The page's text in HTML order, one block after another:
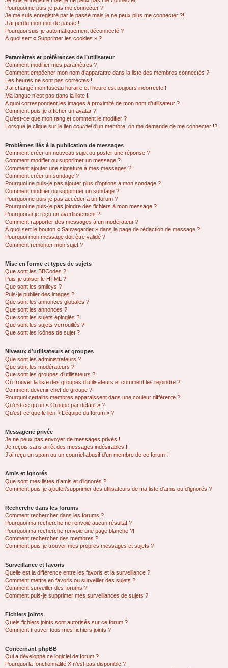
Pourquoi ne puis-je pas me connecter ?
Je me suis enregistré par le passé mais je ne peux plus me connecter ?!
J’ai perdu mon mot de passe !
Pourquoi suis-je automatiquement déconnecté ?
À quoi sert « Supprimer les cookies » ?
Paramètres et préférences de l’utilisateur
Comment modifier mes paramètres ?
Comment empêcher mon nom d’apparaître dans la liste des membres connectés ?
Les heures ne sont pas correctes !
J’ai changé mon fuseau horaire et l’heure est toujours incorrecte !
Ma langue n’est pas dans la liste !
A quoi correspondent les images à proximité de mon nom d’utilisateur ?
Comment puis-je afficher un avatar ?
Qu’est-ce que mon rang et comment le modifier ?
Lorsque je clique sur le lien courrield’un membre, on me demande de me connecter !?
Problèmes liés à la publication de messages
Comment créer un nouveau sujet ou poster une réponse ?
Comment modifier ou supprimer un message ?
Comment ajouter une signature à mes messages ?
Comment créer un sondage ?
Pourquoi ne puis-je pas ajouter plus d’options à mon sondage ?
Comment modifier ou supprimer un sondage ?
Pourquoi ne puis-je pas accéder à un forum ?
Pourquoi ne puis-je pas joindre des fichiers à mon message ?
Pourquoi ai-je reçu un avertissement ?
Comment rapporter des messages à un modérateur ?
À quoi sert le bouton « Sauvegarder » dans la page de rédaction de message ?
Pourquoi mon message doit être validé ?
Comment remonter mon sujet ?
Mise en forme et types de sujets
Que sont les BBCodes ?
Puis-je utiliser le HTML ?
Que sont les smileys ?
Puis-je publier des images ?
Que sont les annonces globales ?
Que sont les annonces ?
Que sont les sujets épinglés ?
Que sont les sujets verrouillés ?
Que sont les icônes de sujet ?
Niveaux d’utilisateurs et groupes
Que sont les administrateurs ?
Que sont les modérateurs ?
Que sont les groupes d’utilisateurs ?
Où trouver la liste des groupes d’utilisateurs et comment les rejoindre ?
Comment devenir chef de groupe ?
Pourquoi certains membres apparaissent dans une couleur différente ?
Qu’est-ce qu’un « Groupe par défaut » ?
Qu’est-ce que le lien « L’équipe du forum » ?
Messagerie privée
Je ne peux pas envoyer de messages privés !
Je reçois sans arrêt des messages indésirables !
J’ai reçu un spam ou un courriel abusif d’un membre de ce forum !
Amis et ignorés
Que sont mes listes d’amis et d’ignorés ?
Comment puis-je ajouter/supprimer des utilisateurs de ma liste d’amis ou d’ignorés ?
Recherche dans les forums
Comment rechercher dans les forums ?
Pourquoi ma recherche ne renvoie aucun résultat ?
Pourquoi ma recherche renvoie une page blanche ?!
Comment rechercher des membres ?
Comment puis-je trouver mes propres messages et sujets ?
Surveillance et favoris
Quelle est la différence entre les favoris et la surveillance ?
Comment mettre en favoris ou surveiller des sujets ?
Comment surveiller des forums ?
Comment puis-je supprimer mes surveillances de sujets ?
Fichiers joints
Quels fichiers joints sont autorisés sur ce forum ?
Comment trouver tous mes fichiers joints ?
Concernant phpBB
Qui a développé ce logiciel de forum ?
Pourquoi la fonctionnalité X n’est pas disponible ?